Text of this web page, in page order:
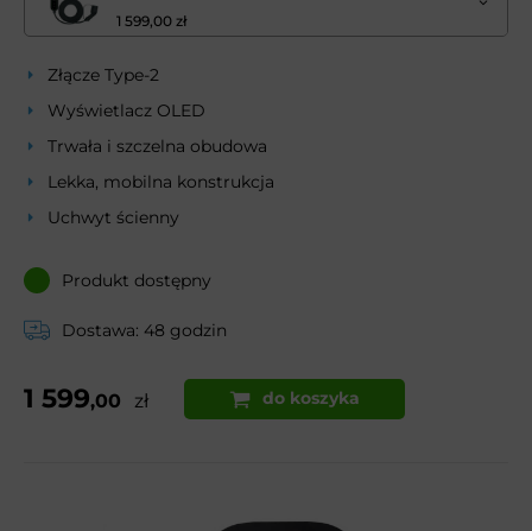
1 599,00 zł
Złącze Type-2
Wyświetlacz OLED
Trwała i szczelna obudowa
Lekka, mobilna konstrukcja
Uchwyt ścienny
Produkt dostępny
Dostawa: 48 godzin
1 599,00 zł do koszyka